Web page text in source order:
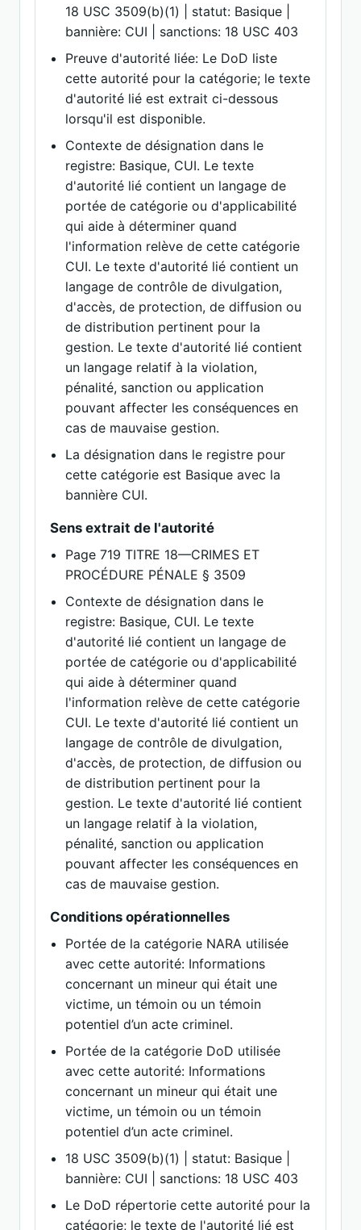
18 USC 3509(b)(1) | statut: Basique |
bannière: CUI | sanctions: 18 USC 403
Preuve d'autorité liée: Le DoD liste
cette autorité pour la catégorie; le texte
d'autorité lié est extrait ci-dessous
lorsqu'il est disponible.
Contexte de désignation dans le
registre: Basique, CUI. Le texte
d'autorité lié contient un langage de
portée de catégorie ou d'applicabilité
qui aide à déterminer quand
l'information relève de cette catégorie
CUI. Le texte d'autorité lié contient un
langage de contrôle de divulgation,
d'accès, de protection, de diffusion ou
de distribution pertinent pour la
gestion. Le texte d'autorité lié contient
un langage relatif à la violation,
pénalité, sanction ou application
pouvant affecter les conséquences en
cas de mauvaise gestion.
La désignation dans le registre pour
cette catégorie est Basique avec la
bannière CUI.
Sens extrait de l'autorité
Page 719 TITRE 18—CRIMES ET
PROCÉDURE PÉNALE § 3509
Contexte de désignation dans le
registre: Basique, CUI. Le texte
d'autorité lié contient un langage de
portée de catégorie ou d'applicabilité
qui aide à déterminer quand
l'information relève de cette catégorie
CUI. Le texte d'autorité lié contient un
langage de contrôle de divulgation,
d'accès, de protection, de diffusion ou
de distribution pertinent pour la
gestion. Le texte d'autorité lié contient
un langage relatif à la violation,
pénalité, sanction ou application
pouvant affecter les conséquences en
cas de mauvaise gestion.
Conditions opérationnelles
Portée de la catégorie NARA utilisée
avec cette autorité: Informations
concernant un mineur qui était une
victime, un témoin ou un témoin
potentiel d’un acte criminel.
Portée de la catégorie DoD utilisée
avec cette autorité: Informations
concernant un mineur qui était une
victime, un témoin ou un témoin
potentiel d’un acte criminel.
18 USC 3509(b)(1) | statut: Basique |
bannière: CUI | sanctions: 18 USC 403
Le DoD répertorie cette autorité pour la
catégorie; le texte de l'autorité lié est